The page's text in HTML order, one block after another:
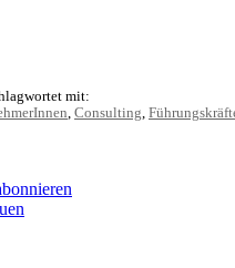
mit:
, Consulting,